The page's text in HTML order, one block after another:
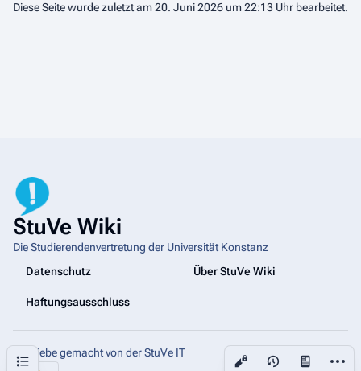
Ansichten
Inhaltsverzeichnis
Diese Seite wurde zuletzt am 20. Juni 2026 um 22:13 Uhr bearbeitet.
StuVe Wiki
Die Studierendenvertretung der Universität Konstanz
Datenschutz
Über StuVe Wiki
Haftungsausschluss
Mit Liebe gemacht von der StuVe IT